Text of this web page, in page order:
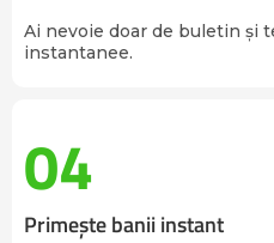
Ai nevoie doar de buletin și
instantanee.
04
Primește banii instant